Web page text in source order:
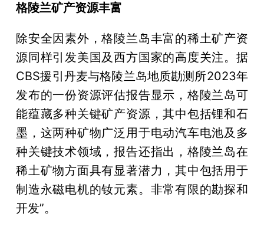
格陵兰矿产资源丰富
除安全因素外，格陵兰岛丰富的稀土矿产资
源同样引发美国及西方国家的高度关注。据
CBS援引丹麦与格陵兰岛地质勘测所2023年
发布的一份资源评估报告显示，格陵兰岛可
能蕴藏多种关键矿产资源，其中包括锂和石
墨，这两种矿物广泛用于电动汽车电池及多
种关键技术领域，报告还指出，格陵兰岛在
稀土矿物方面具有显著潜力，其中包括用于
制造永磁电机的钕元素。非常有限的勘探和
开发”。